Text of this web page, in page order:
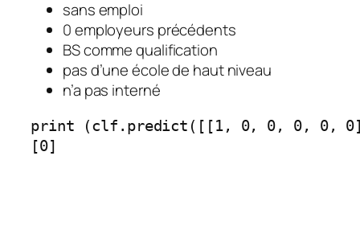
sans emploi
0 employeurs précédents
BS comme qualification
pas d’une école de haut niveau
n’a pas interné
print (clf.predict([[1, 0, 0, 0, 0,
[0]